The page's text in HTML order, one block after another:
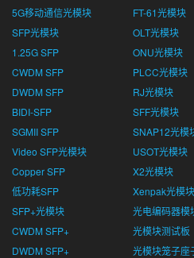
5G移动通信光模块
FT-61光模块
SFP光模块
OLT光模块
1.25G SFP
ONU光模块
CWDM SFP
PLCC光模块
DWDM SFP
RJ光模块
BIDI-SFP
SFF光模块
SGMII SFP
SNAP12光模
Video SFP光模块
USOT光模块
Copper SFP
X2光模块
低功耗SFP
Xenpak光模块
SFP+光模块
光电编码器模
CWDM SFP+
光模块测试板
DWDM SFP+
光模块笼子座